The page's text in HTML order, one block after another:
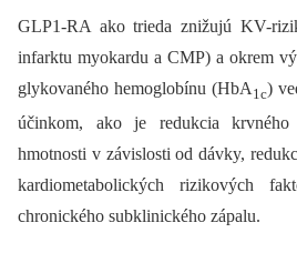
GLP1-RA ako trieda znižujú KV-
infarktu myokardu a CMP) a okrem
glykovaného hemoglobínu (HbA1c)
účinkom, ako je redukcia krvného
hmotnosti v závislosti od dávky,
kardiometabolických rizikových
chronického subklinického zápalu.